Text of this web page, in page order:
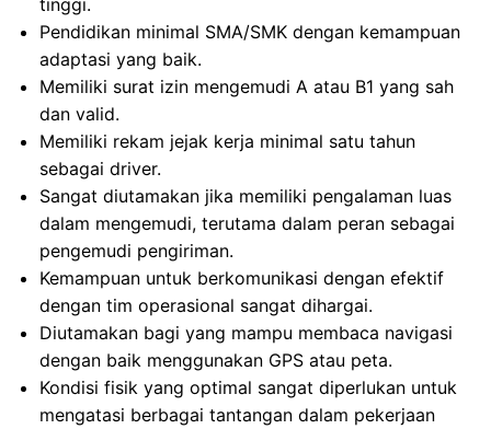
tinggi.
Pendidikan minimal SMA/SMK dengan kemampuan
adaptasi yang baik.
Memiliki surat izin mengemudi A atau B1 yang sah
dan valid.
Memiliki rekam jejak kerja minimal satu tahun
sebagai driver.
Sangat diutamakan jika memiliki pengalaman luas
dalam mengemudi, terutama dalam peran sebagai
pengemudi pengiriman.
Kemampuan untuk berkomunikasi dengan efektif
dengan tim operasional sangat dihargai.
Diutamakan bagi yang mampu membaca navigasi
dengan baik menggunakan GPS atau peta.
Kondisi fisik yang optimal sangat diperlukan untuk
mengatasi berbagai tantangan dalam pekerjaan